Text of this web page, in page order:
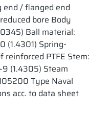
/ flanged end
bore Body
Ball material:
(1.4301) Spring-
reinforced PTFE Stem:
(1.4305) Steam
Type Naval
acc. to data sheet